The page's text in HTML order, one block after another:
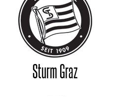
Sturm Graz